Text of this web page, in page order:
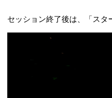
セッション終了後は、「スタ